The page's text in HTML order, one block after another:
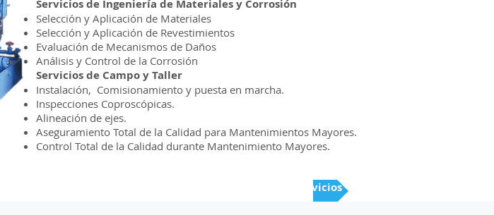
Servicios de Ingeniería de Materiales y Corrosión
Selección y Aplicación de Materiales
Selección y Aplicación de Revestimientos
Evaluación de Mecanismos de Daños
Análisis y Control de la Corrosión
Servicios de Campo y Taller
Instalación, Comisionamiento y puesta en marcha.
Inspecciones Coproscópicas.
Alineación de ejes.
Aseguramiento Total de la Calidad para Mantenimientos Mayores.
Control Total de la Calidad durante Mantenimiento Mayores.
Regresar a Servicios